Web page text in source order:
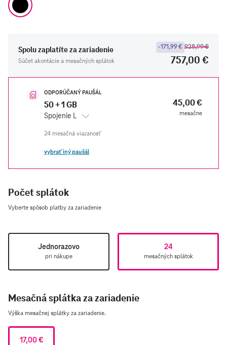
Spolu zaplatíte za zariadenie
Súčet akontácie a mesačných splátok
-171,99 € 928,99 €
757,00 €
ODPORÚČANÝ PAUŠÁL
50 + 1 GB
Spojenie L
45,00 €
mesačne
vybrať iný paušál
Počet splátok
Vyberte spôsob platby za zariadenie​
Jednorazovo
pri nákupe
24
mesačných splátok
Mesačná splátka za zariadenie
Výška mesačnej splátky za zariadenie.
17,00 €